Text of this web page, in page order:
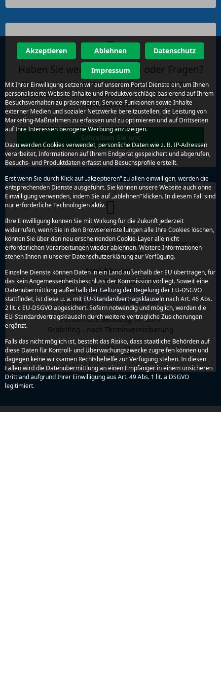
Haben Sie weitere Anliegen oder Fragen?
Wir stehen Ihnen gerne zur Verfügung. Kontaktieren
Sie uns einfach und unkompliziert – wir freuen uns auf
Ihre Nachricht.
Schreiben Sie uns
Kontakt
Bei Fragen können Sie sich gerne per Telefon oder per
E-Mail an uns wenden.
Erreichbarkeit:
Mo. - So. von 08.00 - 22.00 Uhr
Tel.:+49 (0)89 23 11 000
E-mail:zum Kontaktformular
Persönliche Beratung im Büro
Gräfelfing - nach Terminvereinbarung
Akzeptieren Ablehnen Datenschutz
Impressum
Mit Ihrer Einwilligung setzen wir auf unserem Portal Dienste ein, um Ihnen
personalisierte Website-Inhalte und Produktvorschläge basierend auf Ihrem
Besuchsverhalten zu präsentieren, Service-Funktionen sowie Inhalte
externer Medien und sozialer Netzwerke bereitzustellen, die Leistung von
Marketing-Maßnahmen zu erfassen und zu optimieren und auf Drittseiten
auf Ihre Interessen bezogene Werbung anzuzeigen.
Dazu werden Cookies verwendet, persönliche Daten wie z. B. IP-Adressen
verarbeitet, Informationen auf Ihrem Endgerät gespeichert und abgerufen,
Besuchs- und Produktdaten erfasst und Besuchsprofile erstellt.
Erst wenn Sie durch Klick auf „akzeptieren“ zu allen einwilligen, werden die
entsprechenden Dienste ausgeführt. Sie können unsere Website auch ohne
Einwilligung verwenden, indem Sie auf „ablehnen“ klicken. In diesem Fall sind
nur erforderliche Technologien aktiv.
Ihre Einwilligung können Sie mit Wirkung für die Zukunft jederzeit
widerrufen, wenn Sie in den Browsereinstellungen alle Ihre Cookies löschen,
können Sie über den neu erscheinenden Cookie-Layer alle nicht
erforderlichen Verarbeitungen wieder ablehnen. Weitere Informationen
stehen Ihnen in unserer Datenschutzerklärung zur Verfügung.
Einzelne Dienste können Daten in ein Land außerhalb der EU übertragen, für
das kein Angemessenheitsbeschluss der Kommission vorliegt. Soweit eine
Datenübermittlung außerhalb der Geltung der Regelung der EU-DSGVO
stattfindet, ist diese u. a. mit EU-Standardvertragsklauseln nach Art. 46 Abs.
2 lit. c EU-DSGVO abgesichert. Sofern notwendig und möglich, werden die
EU-Standardvertragsklauseln durch weitere vertragliche Zusicherungen
ergänzt.
Falls das nicht möglich ist, besteht das Risiko, dass staatliche Behörden auf
diese Daten für Kontroll- und Überwachungszwecke zugreifen können und
dagegen keine wirksamen Rechtsbehelfe zur Verfügung stehen. In diesen
Fällen wird die Datenübermittlung an einen Empfänger in einem unsicheren
Drittland aufgrund Ihrer Einwilligung aus Art. 49 Abs. 1 lit. a DSGVO
legitimiert.